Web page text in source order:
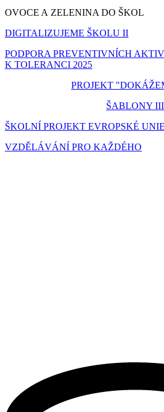
OVOCE A ZELENINA DO ŠKOL
DIGITALIZUJEME ŠKOLU II
PODPORA PREVENTIVNÍCH
K TOLERANCI 2025
PROJEKT
ŠABLONY III
ŠKOLNÍ PROJEKT EVROPSKÉ UNIE
VZDĚLÁVÁNÍ PRO KAŽDÉHO